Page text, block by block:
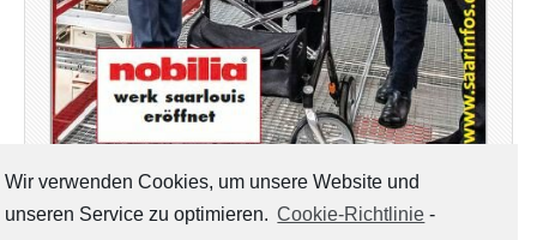
Mit Saarinfos Plus – Ausgabe Mai Juni 2021 – Ihr
Wir verwenden Cookies, um unsere Website und
unseren Service zu optimieren. Cookie-Richtlinie -